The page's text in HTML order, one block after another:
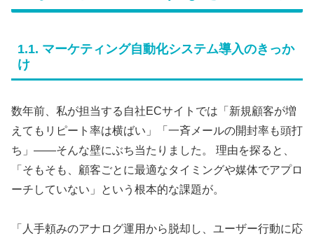
1.1. マーケティング自動化システム導入のきっか
け
数年前、私が担当する自社ECサイトでは「新規顧客が増
えてもリピート率は横ばい」「一斉メールの開封率も頭打
ち」――そんな壁にぶち当たりました。 理由を探ると、
「そもそも、顧客ごとに最適なタイミングや媒体でアプロ
ーチしていない」という根本的な課題が。
「人手頼みのアナログ運用から脱却し、ユーザー行動に応